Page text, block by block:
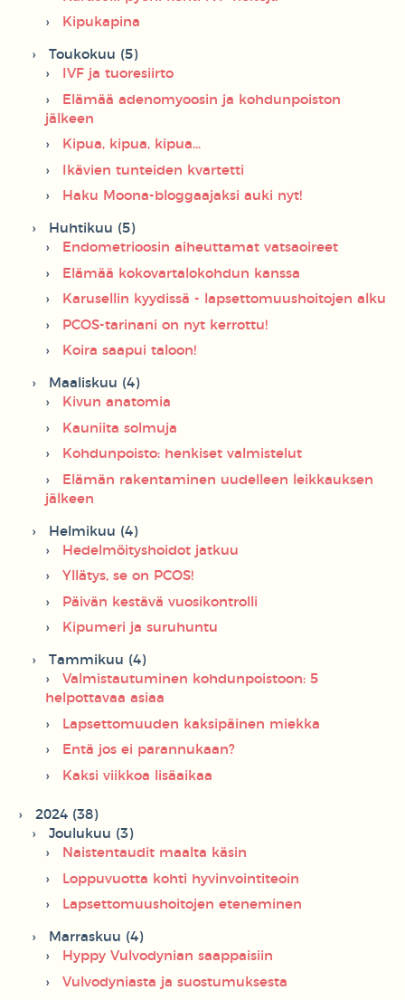
Kipukapina
Toukokuu (5)
IVF ja tuoresiirto
Elämää adenomyoosin ja kohdunpoiston
jälkeen
Kipua, kipua, kipua...
Ikävien tunteiden kvartetti
Haku Moona-bloggaajaksi auki nyt!
Huhtikuu (5)
Endometrioosin aiheuttamat vatsaoireet
Elämää kokovartalokohdun kanssa
Karusellin kyydissä - lapsettomuushoitojen alku
PCOS-tarinani on nyt kerrottu!
Koira saapui taloon!
Maaliskuu (4)
Kivun anatomia
Kauniita solmuja
Kohdunpoisto: henkiset valmistelut
Elämän rakentaminen uudelleen leikkauksen
jälkeen
Helmikuu (4)
Hedelmöityshoidot jatkuu
Yllätys, se on PCOS!
Päivän kestävä vuosikontrolli
Kipumeri ja suruhuntu
Tammikuu (4)
Valmistautuminen kohdunpoistoon: 5
helpottavaa asiaa
Lapsettomuuden kaksipäinen miekka
Entä jos ei parannukaan?
Kaksi viikkoa lisäaikaa
2024 (38)
Joulukuu (3)
Naistentaudit maalta käsin
Loppuvuotta kohti hyvinvointiteoin
Lapsettomuushoitojen eteneminen
Marraskuu (4)
Hyppy Vulvodynian saappaisiin
Vulvodyniasta ja suostumuksesta